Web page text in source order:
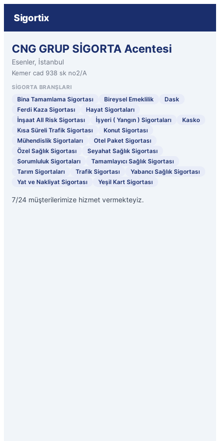
Sigortix
CNG GRUP SİGORTA Acentesi
Esenler, İstanbul
Kemer cad 938 sk no2/A
SIGORTA BRANŞLARI
Bina Tamamlama Sigortası Bireysel Emeklilik
Dask
Ferdi Kaza Sigortası
Hayat Sigortaları
İnşaat All Risk Sigortası
İşyeri ( Yangın ) Sigortaları
Kasko
Kısa Süreli Trafik Sigortası
Konut Sigortası
Mühendislik Sigortaları
Otel Paket Sigortası
Özel Sağlık Sigortası
Seyahat Sağlık Sigortası
Sorumluluk Sigortaları
Tamamlayıcı Sağlık Sigortası
Tarım Sigortaları
Trafik Sigortası
Yabancı Sağlık Sigortası
Yat ve Nakliyat Sigortası
Yeşil Kart Sigortası
7/24 müşterilerimize hizmet vermekteyiz.